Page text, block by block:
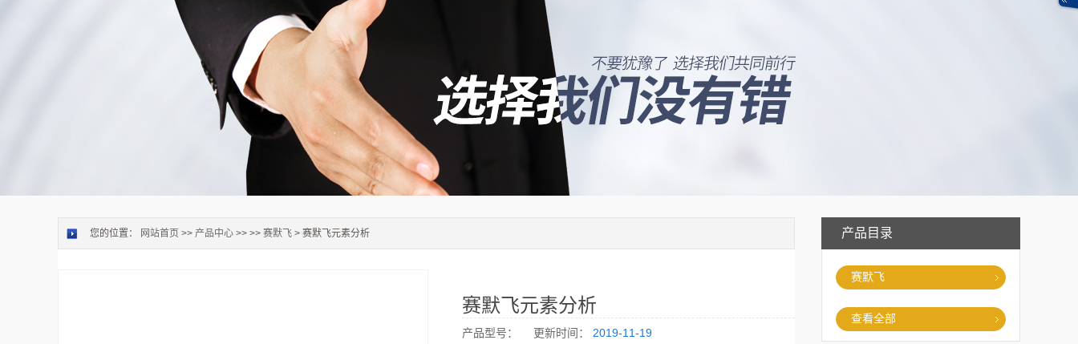
产品目录
赛默飞
查看全部
您的位置： 网站首页 >> 产品中心 >> >> 赛默飞 > 赛默飞元素分析
赛默飞元素分析
产品型号： 更新时间： 2019-11-19